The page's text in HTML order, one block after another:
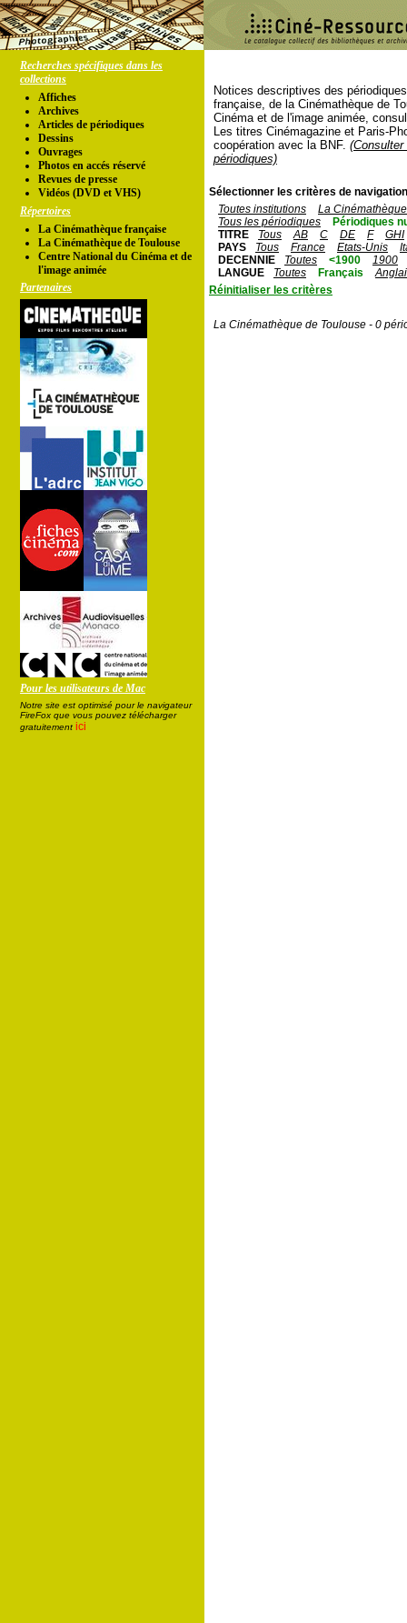
Recherches spécifiques dans les
collections
Affiches
Archives
Articles de périodiques
Dessins
Ouvrages
Photos en accés réservé
Revues de presse
Vidéos (DVD et VHS)
Répertoires
La Cinémathèque française
La Cinémathèque de Toulouse
Centre National du Cinéma et de
l'image animée
Partenaires
Pour les utilisateurs de Mac
Notre site est optimisé pour le navigateur
FireFox que vous pouvez télécharger
gratuitement ici
Notices descriptives des
française, de la Cinémathèque de
Cinéma et de l'image animée,
Les titres Cinémagazine et Paris-
coopération avec la BNF.
périodiques)
Sélectionner les critères de
Toutes institutions
La
Tous les périodiques
Périodiques
TITRE
Tous AB C DE F
GHI
PAYS
Tous France Etats-Unis
DECENNIE
Toutes <1900
1900
LANGUE
Toutes Français
Réinitialiser les critères
La Cinémathèque de Toulouse - 0